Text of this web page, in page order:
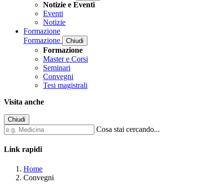
Notizie e Eventi
Eventi
Notizie
Formazione
Formazione
Chiudi
Formazione
Master e Corsi
Seminari
Convegni
Tesi magistrali
Visita anche
Chiudi
Cosa stai cercando...
Link rapidi
Home
Convegni